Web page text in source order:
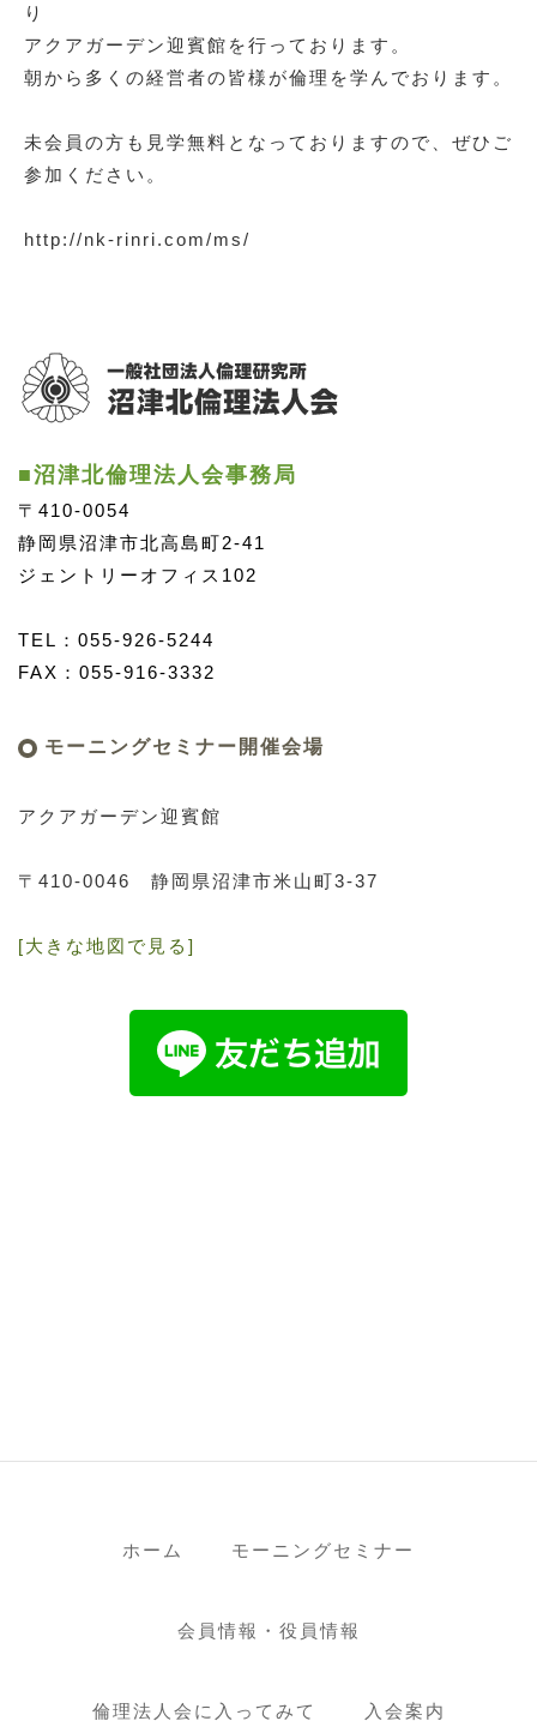
り
アクアガーデン迎賓館を行っております。
朝から多くの経営者の皆様が倫理を学んでおります。
未会員の方も見学無料となっておりますので、ぜひご
参加ください。
http://nk-rinri.com/ms/
■沼津北倫理法人会事務局
〒410-0054
静岡県沼津市北高島町2-41
ジェントリーオフィス102
TEL：055-926-5244
FAX：055-916-3332
モーニングセミナー開催会場
アクアガーデン迎賓館
〒410-0046 静岡県沼津市米山町3-37
[大きな地図で見る]
ホーム モーニングセミナー
会員情報・役員情報
倫理法人会に入ってみて 入会案内